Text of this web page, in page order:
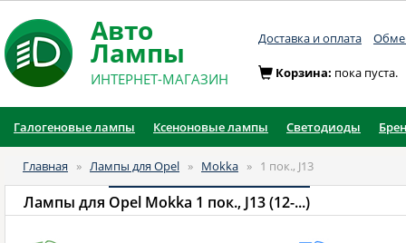
Авто
Лампы
ИНТЕРНЕТ-МАГАЗИН
Доставка и оплата
Корзина: пока пуста.
Галогеновые лампы Ксеноновые лампы Светодиоды
Главная » Лампы для Opel » Mokka » 1 пок., J13
Лампы для Opel Mokka 1 пок., J13 (12-...)